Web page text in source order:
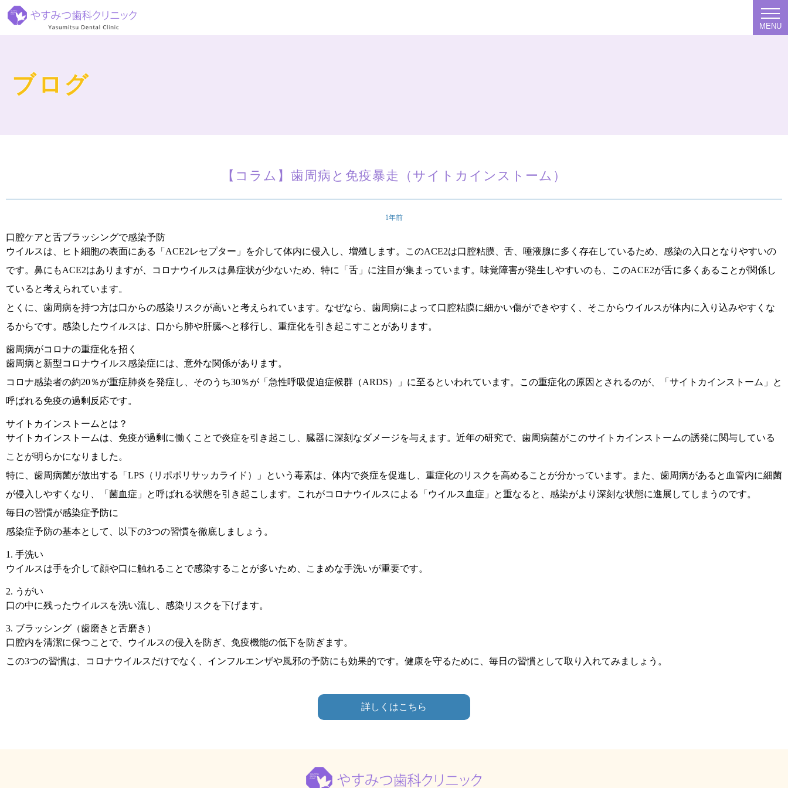
MENU
ブログ
【コラム】歯周病と免疫暴走（サイトカインストーム）
1年前
口腔ケアと舌ブラッシングで感染予防
ウイルスは、ヒト細胞の表面にある「ACE2レセプター」を介して体内に侵入し、増殖します。このACE2は口腔粘膜、舌、唾液腺に多く存在しているため、感染の入口となりやすいの
です。鼻にもACE2はありますが、コロナウイルスは鼻症状が少ないため、特に「舌」に注目が集まっています。味覚障害が発生しやすいのも、このACE2が舌に多くあることが関係し
ていると考えられています。
とくに、歯周病を持つ方は口からの感染リスクが高いと考えられています。なぜなら、歯周病によって口腔粘膜に細かい傷ができやすく、そこからウイルスが体内に入り込みやすくな
るからです。感染したウイルスは、口から肺や肝臓へと移行し、重症化を引き起こすことがあります。
歯周病がコロナの重症化を招く
歯周病と新型コロナウイルス感染症には、意外な関係があります。
コロナ感染者の約20％が重症肺炎を発症し、そのうち30％が「急性呼吸促迫症候群（ARDS）」に至るといわれています。この重症化の原因とされるのが、「サイトカインストーム」と
呼ばれる免疫の過剰反応です。
サイトカインストームとは？
サイトカインストームは、免疫が過剰に働くことで炎症を引き起こし、臓器に深刻なダメージを与えます。近年の研究で、歯周病菌がこのサイトカインストームの誘発に関与している
ことが明らかになりました。
特に、歯周病菌が放出する「LPS（リポポリサッカライド）」という毒素は、体内で炎症を促進し、重症化のリスクを高めることが分かっています。また、歯周病があると血管内に細菌
が侵入しやすくなり、「菌血症」と呼ばれる状態を引き起こします。これがコロナウイルスによる「ウイルス血症」と重なると、感染がより深刻な状態に進展してしまうのです。
毎日の習慣が感染症予防に
感染症予防の基本として、以下の3つの習慣を徹底しましょう。
1. 手洗い
ウイルスは手を介して顔や口に触れることで感染することが多いため、こまめな手洗いが重要です。
2. うがい
口の中に残ったウイルスを洗い流し、感染リスクを下げます。
3. ブラッシング（歯磨きと舌磨き）
口腔内を清潔に保つことで、ウイルスの侵入を防ぎ、免疫機能の低下を防ぎます。
この3つの習慣は、コロナウイルスだけでなく、インフルエンザや風邪の予防にも効果的です。健康を守るために、毎日の習慣として取り入れてみましょう。
詳しくはこちら